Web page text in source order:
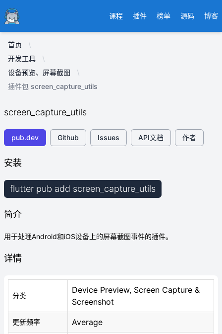
Ducafecat 课程 插件 榜单 源码 博客
首页
开发工具
设备预览、屏幕截图
插件包 screen_capture_utils
screen_capture_utils
pub.dev Github Issues API文档 作者
安装
flutter pub add screen_capture_utils
简介
用于处理Android和iOS设备上的屏幕截图事件的插件。
详情
分类
Device Preview, Screen Capture &
Screenshot
更新频率 Average